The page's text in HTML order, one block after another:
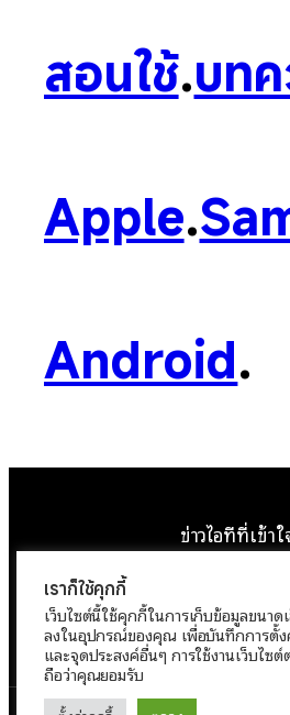
สอนใช้.บท
Apple.
Android.
ข่าวไอทีที่เข้าใ
หน้าแรกติดต่อเราลิขสิ
นโยบายข้อมูลส่วน
เราก็ใช้คุกกี้
เว็บไซต์นี้ใช้คุกกี้ในการเก็บข้อมูลขนาด
ลงในอุปกรณ์ของคุณ เพื่อบันทึกการตั้ง
และจุดประสงค์อื่นๆ การใช้งานเว็บไซต์
ถือว่าคุณยอมรับ